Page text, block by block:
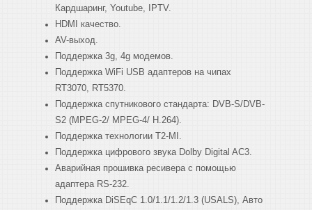
Кардшаринг, Youtube, IPTV.
HDMI качество.
AV-выход.
Поддержка 3g, 4g модемов.
Поддержка WiFi USB адаптеров на чипах
RT3070, RT5370.
Поддержка спутникового стандарта: DVB-S/DVB-
S2 (MPEG-2/ MPEG-4/ H.264).
Поддержка технологии T2-MI.
Поддержка цифрового звука Dolby Digital AC3.
Аварийная прошивка ресивера с помощью
адаптера RS-232.
Поддержка DiSEqC 1.0/1.1/1.2/1.3 (USALS), Авто